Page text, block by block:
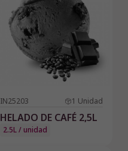
IN25203 1 Unidad
HELADO DE CAFÉ 2,5L
2.5L / unidad